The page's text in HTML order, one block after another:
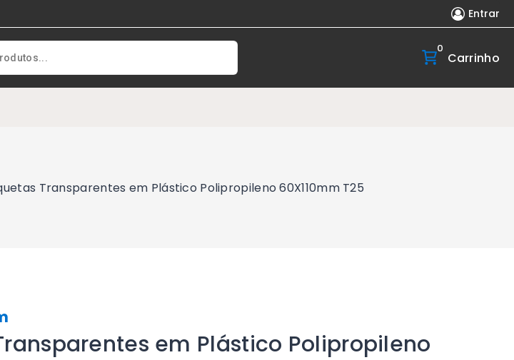
Entrar
0
Carrinho
Transparentes em Plástico Polipropileno 60X110mm T25
em Plástico Polipropileno